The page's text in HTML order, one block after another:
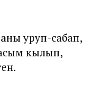
аны уруп-сабап,
кылып,